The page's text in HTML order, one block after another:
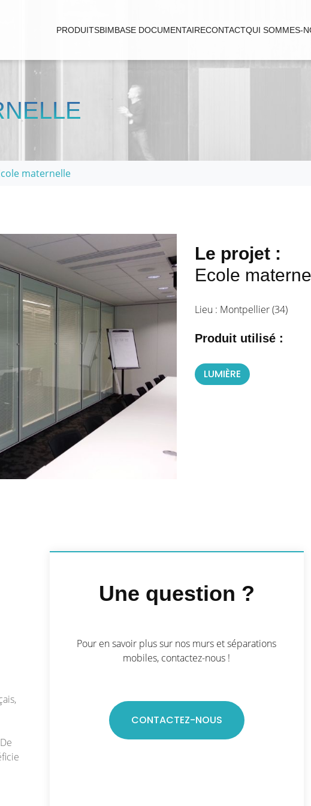
PRODUITSBIMBASE DOCUMENTAIRECONTACTQUI SOMMES-
maternelle
Le projet :
Ecole
Lieu : Montpellier (34)
Produit utilisé :
LUMIÈRE
Une question ?
Pour en savoir plus sur nos murs et séparations
mobiles, contactez-nous !
CONTACTEZ-NOUS